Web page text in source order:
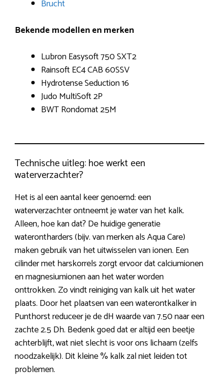
Brucht
Bekende modellen en merken
Lubron Easysoft 750 SXT2
Rainsoft EC4 CAB 60SSV
Hydrotense Seduction 16
Judo MultiSoft 2P
BWT Rondomat 25M
Technische uitleg: hoe werkt een
waterverzachter?
Het is al een aantal keer genoemd: een
waterverzachter ontneemt je water van het kalk.
Alleen, hoe kan dat? De huidige generatie
waterontharders (bijv. van merken als Aqua Care)
maken gebruik van het uitwisselen van ionen. Een
cilinder met harskorrels zorgt ervoor dat calciumionen
en magnesiumionen aan het water worden
onttrokken. Zo vindt reiniging van kalk uit het water
plaats. Door het plaatsen van een waterontkalker in
Punthorst reduceer je de dH waarde van 7.50 naar een
zachte 2.5 Dh. Bedenk goed dat er altijd een beetje
achterblijft, wat niet slecht is voor ons lichaam (zelfs
noodzakelijk). Dit kleine % kalk zal niet leiden tot
problemen.